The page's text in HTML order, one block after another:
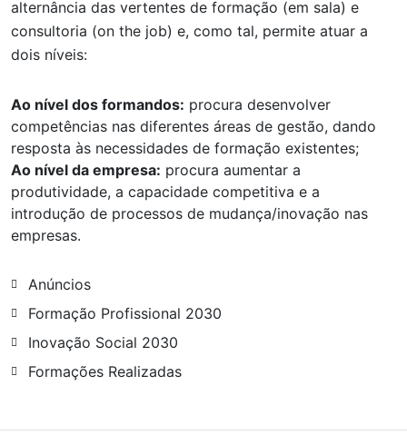
alternância das vertentes de formação (em sala) e
consultoria (on the job) e, como tal, permite atuar a
dois níveis:
Ao nível dos formandos: procura desenvolver
competências nas diferentes áreas de gestão, dando
resposta às necessidades de formação existentes;
Ao nível da empresa: procura aumentar a
produtividade, a capacidade competitiva e a
introdução de processos de mudança/inovação nas
empresas.
Anúncios
Formação Profissional 2030
Inovação Social 2030
Formações Realizadas